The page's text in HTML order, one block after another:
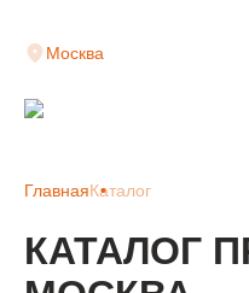
Москва
ГлавнаяКаталог
КАТАЛОГ